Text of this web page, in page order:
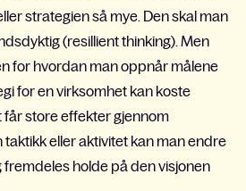
strategien så mye. Den skal man
(resillient thinking). Men
for hvordan man oppnår målene
for en virksomhet kan koste
får store effekter gjennom
taktikk eller aktivitet kan man endre
fremdeles holde på den visjonen